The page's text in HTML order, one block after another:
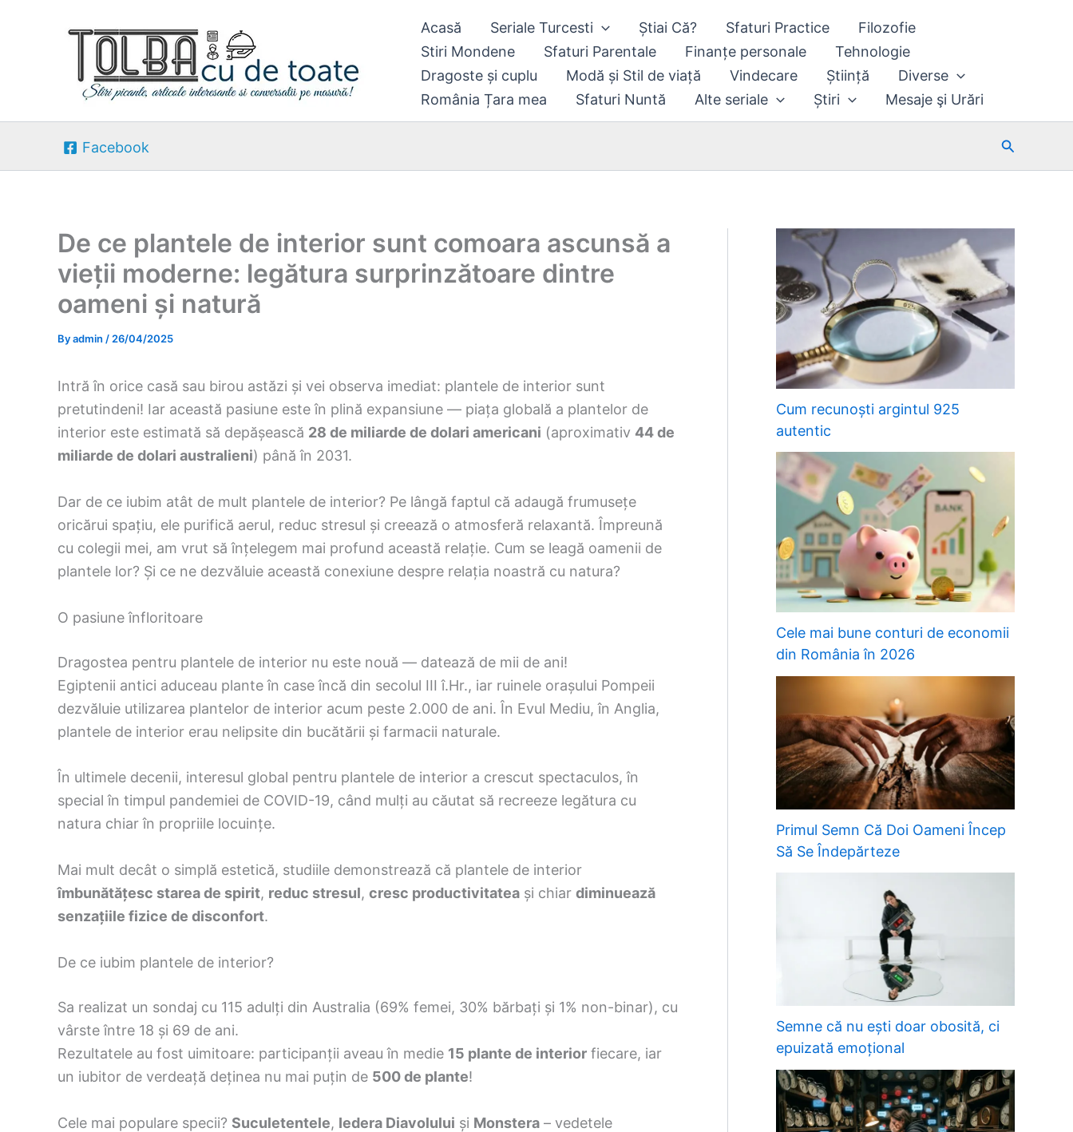
Acasă Seriale Turcesti Știai Că? Sfaturi Practice
Filozofie
Stiri Mondene
Sfaturi Parentale Finanțe personale
Tehnologie
Dragoste și cuplu
Modă și Stil de viață Vindecare Știință
Diverse
România Țara mea
Sfaturi Nuntă Alte seriale Știri Mesaje şi Urări
Facebook Search
De ce plantele de interior sunt comoara ascunsă a
vieții moderne: legătura surprinzătoare dintre
oameni și natură
Byadmin / 26/04/2025
Intră în orice casă sau birou astăzi și vei observa imediat: plantele de interior sunt
pretutindeni! Iar această pasiune este în plină expansiune — piața globală a plantelor de
interior este estimată să depășească 28 de miliarde de dolari americani (aproximativ 44 de
miliarde de dolari australieni) până în 2031.
Dar de ce iubim atât de mult plantele de interior? Pe lângă faptul că adaugă frumusețe
oricărui spațiu, ele purifică aerul, reduc stresul și creează o atmosferă relaxantă. Împreună
cu colegii mei, am vrut să înțelegem mai profund această relație. Cum se leagă oamenii de
plantele lor? Și ce ne dezvăluie această conexiune despre relația noastră cu natura?
O pasiune înfloritoare
Dragostea pentru plantele de interior nu este nouă — datează de mii de ani!
Egiptenii antici aduceau plante în case încă din secolul III î.Hr., iar ruinele orașului Pompeii
dezvăluie utilizarea plantelor de interior acum peste 2.000 de ani. În Evul Mediu, în Anglia,
plantele de interior erau nelipsite din bucătării și farmacii naturale.
În ultimele decenii, interesul global pentru plantele de interior a crescut spectaculos, în
special în timpul pandemiei de COVID-19, când mulți au căutat să recreeze legătura cu
natura chiar în propriile locuințe.
Mai mult decât o simplă estetică, studiile demonstrează că plantele de interior
îmbunătățesc starea de spirit, reduc stresul, cresc productivitatea și chiar diminuează
senzațiile fizice de disconfort.
De ce iubim plantele de interior?
Sa realizat un sondaj cu 115 adulți din Australia (69% femei, 30% bărbați și 1% non-binar), cu
vârste între 18 și 69 de ani.
Rezultatele au fost uimitoare: participanții aveau în medie 15 plante de interior fiecare, iar
un iubitor de verdeață deținea nu mai puțin de 500 de plante!
Cele mai populare specii? Suculetentele, Iedera Diavolului și Monstera – vedetele
Cum recunoști argintul 925
autentic
Cele mai bune conturi de economii
din România în 2026
Primul Semn Că Doi Oameni Încep
Să Se Îndepărteze
Semne că nu ești doar obosită, ci
epuizată emoțional